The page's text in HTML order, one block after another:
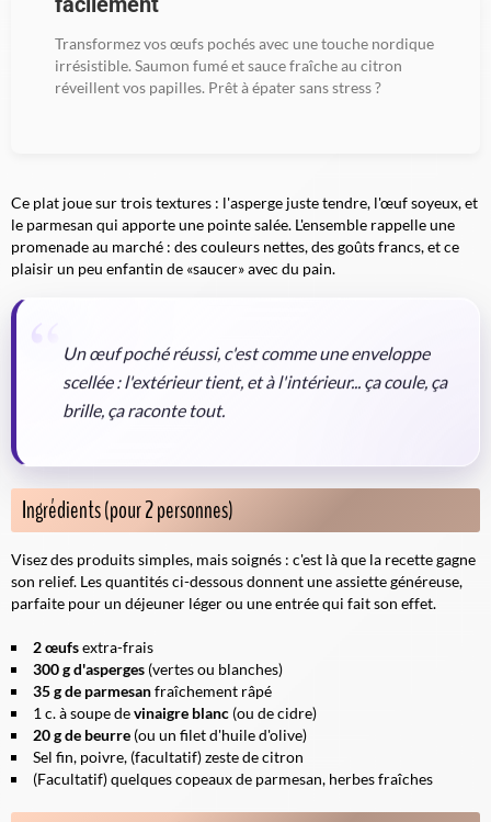
Transformez vos œufs pochés avec une touche nordique
irrésistible. Saumon fumé et sauce fraîche au citron
réveillent vos papilles. Prêt à épater sans stress ?
Ce plat joue sur trois textures : l'asperge juste tendre, l'œuf soyeux, et
le parmesan qui apporte une pointe salée. L'ensemble rappelle une
promenade au marché : des couleurs nettes, des goûts francs, et ce
plaisir un peu enfantin de «saucer» avec du pain.
Un œuf poché réussi, c'est comme une enveloppe
scellée : l'extérieur tient, et à l'intérieur... ça coule, ça
brille, ça raconte tout.
Ingrédients (pour 2 personnes)
Visez des produits simples, mais soignés : c'est là que la recette gagne
son relief. Les quantités ci-dessous donnent une assiette généreuse,
parfaite pour un déjeuner léger ou une entrée qui fait son effet.
2 œufsextra-frais
300 g d'asperges (vertes ou blanches)
35 g de parmesanfraîchement râpé
1 c. à soupe devinaigre blanc (ou de cidre)
20 g de beurre (ou un filet d'huile d'olive)
Sel fin, poivre, (facultatif) zeste de citron
(Facultatif) quelques copeaux de parmesan, herbes fraîches